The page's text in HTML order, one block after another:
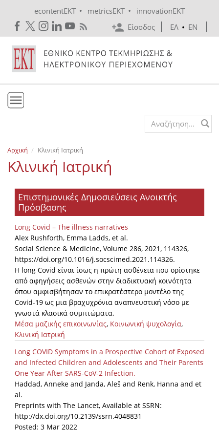
econtentEKT • metricsEKT •
innovationEKT
Είσοδος
ΕΛ • EN
Εκδόσεις
Ενημέρωση
Search form
Αρχική Κλινική Ιατρική
Κλινική Ιατρική
Επιστημονικές Δημοσιεύσεις Ανοικτής
Πρόσβασης
Long Covid – The illness narratives
Alex Rushforth, Emma Ladds, et al.
Social Science & Medicine, Volume 286, 2021, 114326,
https://doi.org/10.1016/j.socscimed.2021.114326.
Η long Covid είναι ίσως η πρώτη ασθένεια που ορίστηκε
από αφηγήσεις ασθενών στην διαδικτυακή κοινότητα
όπου αμφισβήτησαν το επικρατέστερο μοντέλο της
Covid-19 ως μια βραχυχρόνια αναπνευστική νόσο με
γνωστά κλασικά συμπτώματα.
Μέσα μαζικής επικοινωνίας, Κοινωνική ψυχολογία,
Κλινική Ιατρική
Long COVID Symptoms in a Prospective Cohort of Exposed
and Infected Children and Adolescents and Their Parents
One Year After SARS-CoV-2 Infection.
Haddad, Anneke and Janda, Aleš and Renk, Hanna and et
al.
Preprints with The Lancet, Available at SSRN:
http://dx.doi.org/10.2139/ssrn.4048831
Posted: 3 Mar 2022